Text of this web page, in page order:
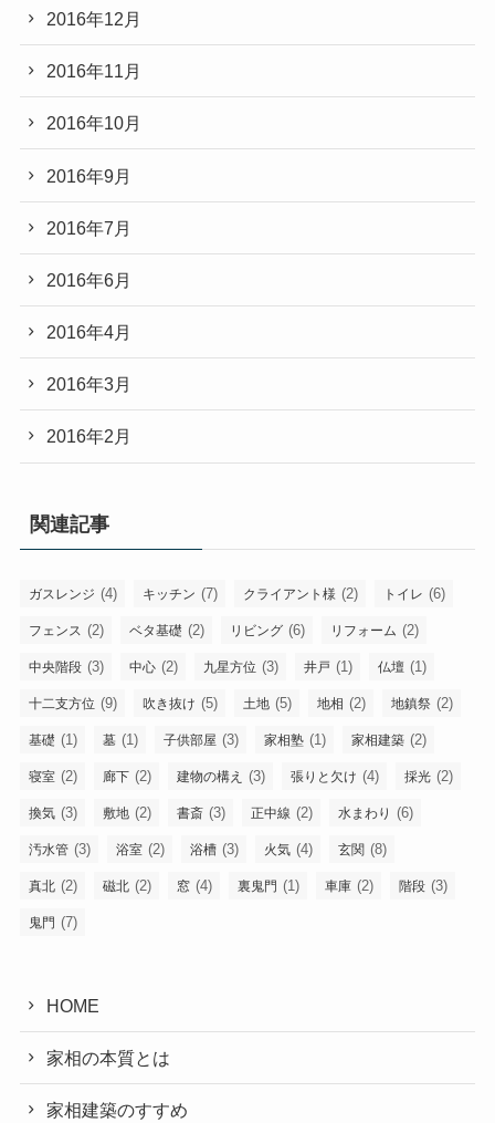
2016年12月
2016年11月
2016年10月
2016年9月
2016年7月
2016年6月
2016年4月
2016年3月
2016年2月
関連記事
ガスレンジ (4) キッチン (7) クライアント様 (2) トイレ (6)
フェンス (2) ベタ基礎 (2) リビング (6) リフォーム (2)
中央階段 (3) 中心 (2) 九星方位 (3) 井戸 (1) 仏壇 (1)
十二支方位 (9) 吹き抜け (5) 土地 (5) 地相 (2) 地鎮祭 (2)
基礎 (1) 墓 (1) 子供部屋 (3) 家相塾 (1) 家相建築 (2)
寝室 (2) 廊下 (2) 建物の構え (3) 張りと欠け (4) 採光 (2)
換気 (3) 敷地 (2) 書斎 (3) 正中線 (2) 水まわり (6)
汚水管 (3) 浴室 (2) 浴槽 (3) 火気 (4) 玄関 (8)
真北 (2) 磁北 (2) 窓 (4) 裏鬼門 (1) 車庫 (2) 階段 (3)
鬼門 (7)
HOME
家相の本質とは
家相建築のすすめ